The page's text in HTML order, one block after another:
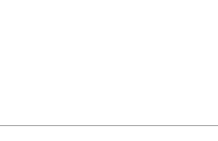
Link, öffnet neues Fenster)
(externer Link, öffnet neues Fenster)